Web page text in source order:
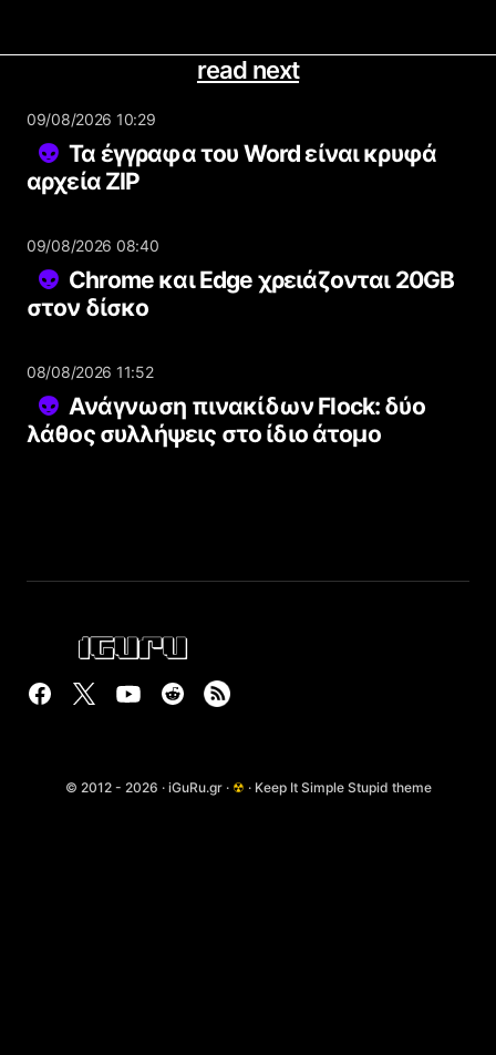
read next
09/08/2026 10:29
Τα έγγραφα του Word είναι κρυφά
αρχεία ZIP
09/08/2026 08:40
Chrome και Edge χρειάζονται 20GB
στον δίσκο
08/08/2026 11:52
Ανάγνωση πινακίδων Flock: δύο
λάθος συλλήψεις στο ίδιο άτομο
© 2012 - 2026 · iGuRu.gr · ☢ · Keep It Simple Stupid theme